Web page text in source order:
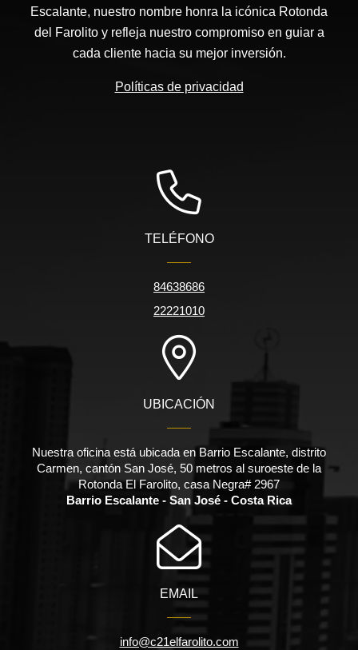
Escalante, nuestro nombre honra la icónica Rotonda
del Farolito y refleja nuestro compromiso en guiar a
cada cliente hacia su mejor inversión.
Políticas de privacidad
TELÉFONO
84638686
22221010
UBICACIÓN
Nuestra oficina está ubicada en Barrio Escalante, distrito
Carmen, cantón San José, 50 metros al suroeste de la
Rotonda El Farolito, casa Negra# 2967
Barrio Escalante - San José - Costa Rica
EMAIL
info@c21elfarolito.com